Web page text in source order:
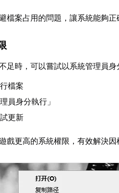
檔案占用的問題，讓系統能夠正
足時，可以嘗試以系統管理員身
檔案
員身分執行」
更新
戲更高的系統權限，有效解決因